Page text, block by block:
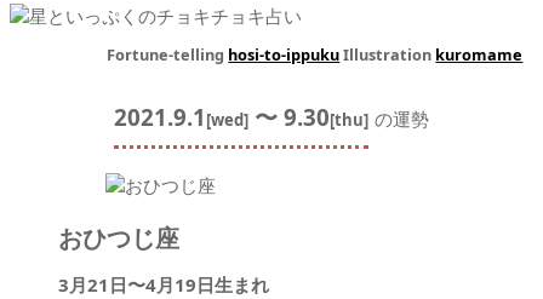
Fortune-telling hosi-to-ippukuIllustration kuromame
2021.9.1 [wed] 〜 9.30[thu] の運勢
おひつじ座
3月21日〜4月19日生まれ